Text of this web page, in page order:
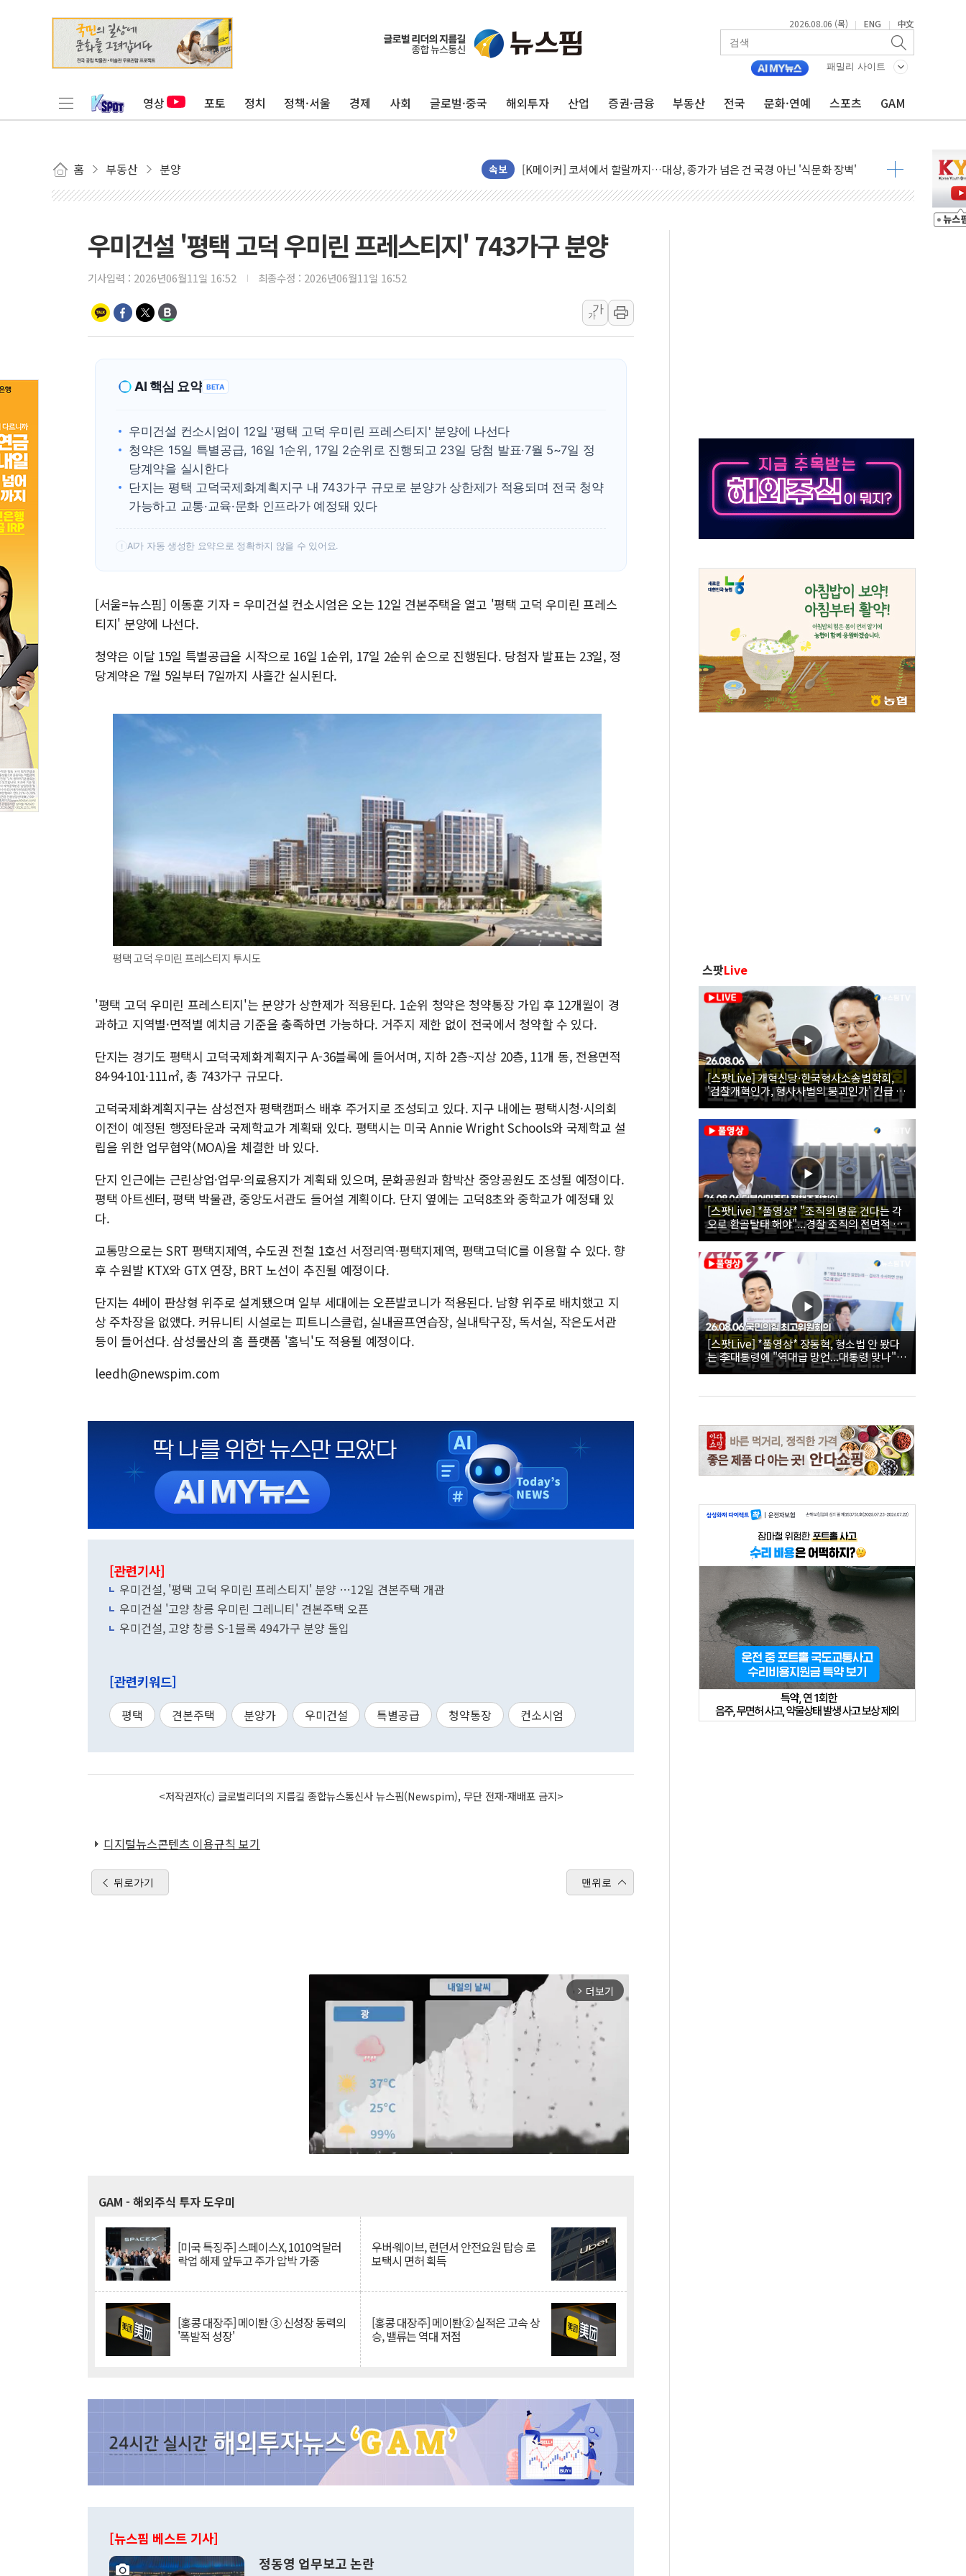
2026.08.06 (목) | ENG | 中文
패밀리 사이트
영상 포토 정치 정책·서울 경제 사회 글로벌·중국 해외투자 산업 증권·금융 부동산 전국 문화·연예 스포츠 GAM
홈 부동산 분양 속보
펄어비스, 붉은사막 영상 콘테스트 '비욘드 디 어비스' 수상작 발표
현대리바트, '2026 코리아빌드위크' 참가…리모델링 상담 제공
[특징주] 비철금속 업종 11% 급등…구리 가격 상승 전망 부각
흥국자산운용, 코스닥 성장주 담은 채권혼합 펀드 2종 출시
"월가 큰손들을 털어라" 동시다발 해킹 공격...이번에도 이란 작품?
미래에셋자산운용 "변동성 커진 AI 반도체, 메모리 넘어 밸류체인 분산 투자해야"
카카오뱅크 '모임통장'의 락인 효과, '모임주' 이자 기여도 일반 2배
더본코리아 홍콩반점, '부산 돼지국밥짬뽕' 2주간 전국 한시 판매
LGU+, 국내 IDaaS 최초 클라우드 보안인증 획득
경찰, '홍명보 감독 선임 의혹' 축구협회 압수수색
삼성전자, FMS 2026서 차세대 AI 메모리 기술력 과시
LX하우시스 "역대급 폭염에 고단열 인테리어 관심 급증"
일 안 하고 '초과근무 수당' 챙긴 경찰관 2명 송치
우미건설 '평택 고덕 우미린 프레스티지' 743가구 분양
기사입력 : 2026년06월11일 16:52 최종수정 : 2026년06월11일 16:52
가
가
AI 핵심 요약 BETA
우미건설 컨소시엄이 12일 '평택 고덕 우미린 프레스티지' 분양에 나선다
청약은 15일 특별공급, 16일 1순위, 17일 2순위로 진행되고 23일 당첨 발표·7월 5~7일 정
당계약을 실시한다
단지는 평택 고덕국제화계획지구 내 743가구 규모로 분양가 상한제가 적용되며 전국 청약
가능하고 교통·교육·문화 인프라가 예정돼 있다
! AI가 자동 생성한 요약으로 정확하지 않을 수 있어요.
[서울=뉴스핌] 이동훈 기자 = 우미건설 컨소시엄은 오는 12일 견본주택을 열고 '평택 고덕 우미린 프레스
티지' 분양에 나선다.
청약은 이달 15일 특별공급을 시작으로 16일 1순위, 17일 2순위 순으로 진행된다. 당첨자 발표는 23일, 정
당계약은 7월 5일부터 7일까지 사흘간 실시된다.
평택 고덕 우미린 프레스티지 투시도
'평택 고덕 우미린 프레스티지'는 분양가 상한제가 적용된다. 1순위 청약은 청약통장 가입 후 12개월이 경
과하고 지역별·면적별 예치금 기준을 충족하면 가능하다. 거주지 제한 없이 전국에서 청약할 수 있다.
단지는 경기도 평택시 고덕국제화계획지구 A-36블록에 들어서며, 지하 2층~지상 20층, 11개 동, 전용면적
84·94·101·111㎡, 총 743가구 규모다.
고덕국제화계획지구는 삼성전자 평택캠퍼스 배후 주거지로 조성되고 있다. 지구 내에는 평택시청·시의회
이전이 예정된 행정타운과 국제학교가 계획돼 있다. 평택시는 미국 Annie Wright Schools와 국제학교 설
립을 위한 업무협약(MOA)을 체결한 바 있다.
단지 인근에는 근린상업·업무·의료용지가 계획돼 있으며, 문화공원과 함박산 중앙공원도 조성될 예정이다.
평택 아트센터, 평택 박물관, 중앙도서관도 들어설 계획이다. 단지 옆에는 고덕8초와 중학교가 예정돼 있
다.
교통망으로는 SRT 평택지제역, 수도권 전철 1호선 서정리역·평택지제역, 평택고덕IC를 이용할 수 있다. 향
후 수원발 KTX와 GTX 연장, BRT 노선이 추진될 예정이다.
단지는 4베이 판상형 위주로 설계됐으며 일부 세대에는 오픈발코니가 적용된다. 남향 위주로 배치했고 지
상 주차장을 없앴다. 커뮤니티 시설로는 피트니스클럽, 실내골프연습장, 실내탁구장, 독서실, 작은도서관
등이 들어선다. 삼성물산의 홈 플랫폼 '홈닉'도 적용될 예정이다.
leedh@newspim.com
[관련기사]
우미건설, '평택 고덕 우미린 프레스티지' 분양 …12일 견본주택 개관
우미건설 '고양 창릉 우미린 그레니티' 견본주택 오픈
우미건설, 고양 창릉 S-1블록 494가구 분양 돌입
[관련키워드]
평택 견본주택 분양가 우미건설 특별공급 청약통장 컨소시엄
<저작권자(c) 글로벌리더의 지름길 종합뉴스통신사 뉴스핌(Newspim), 무단 전재-재배포 금지>
디지털뉴스콘텐츠 이용규칙 보기
뒤로가기 맨위로
arrow_forward_ios 더보기
GAM - 해외주식 투자 도우미
[미국 특징주] 스페이스X, 1010억달러
락업 해제 앞두고 주가 압박 가중
우버·웨이브, 런던서 안전요원 탑승 로
보택시 면허 획득
[홍콩 대장주] 메이퇀 ③ 신성장 동력의
'폭발적 성장'
[홍콩 대장주] 메이퇀② 실적은 고속 상
승, 밸류는 역대 저점
[뉴스핌 베스트 기사]
정동영 업무보고 논란
스팟Live
[스팟Live] 개혁신당·한국형사소송법학회,
'검찰개혁인가, 형사사법의 붕괴인가' 긴급 세
미나｜26.08.06
[스팟Live] *풀영상* "조직의 명운 건다는 각
오로 환골탈태 해야"...경찰 조직의 전면적 쇄
신 촉구한 한병도 | 26.08.06 더불어민주당 정
책조정회의
[스팟Live] *풀영상* 장동혁, 형소법 안 봤다
는 李대통령에 "역대급 망언...대통령 맞나"｜
26.08.06 국민의힘 최고위원회의